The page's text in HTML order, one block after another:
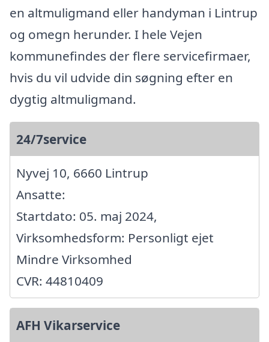
en altmuligmand eller handyman i Lintrup
og omegn herunder. I hele Vejen
kommunefindes der flere servicefirmaer,
hvis du vil udvide din søgning efter en
dygtig altmuligmand.
24/7service
Nyvej 10, 6660 Lintrup
Ansatte:
Startdato: 05. maj 2024,
Virksomhedsform: Personligt ejet
Mindre Virksomhed
CVR: 44810409
AFH Vikarservice